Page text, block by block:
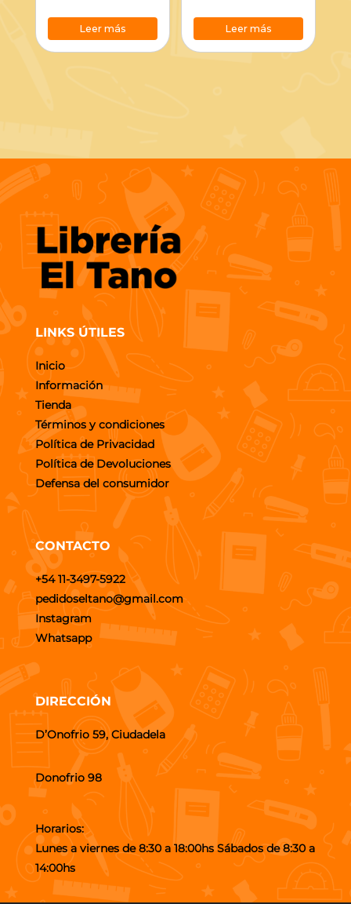
Leer más Leer más
LINKS ÚTILES
Inicio
Información
Tienda
Términos y condiciones
Política de Privacidad
Política de Devoluciones
Defensa del consumidor
CONTACTO
+54 11-3497-5922
pedidoseltano@gmail.com
Instagram
Whatsapp
DIRECCIÓN
D’Onofrio 59, Ciudadela
Donofrio 98
Horarios:
Lunes a viernes de 8:30 a 18:00hs Sábados de 8:30 a
14:00hs